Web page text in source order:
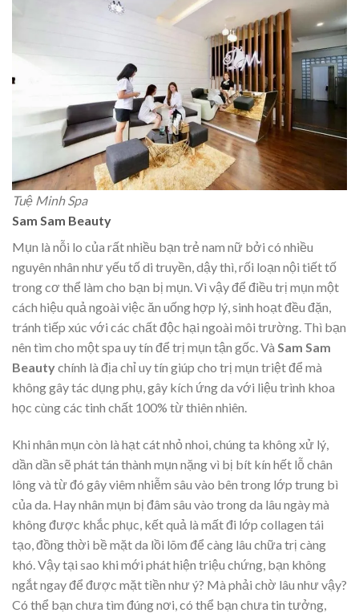
Tuệ Minh Spa
Sam Sam Beauty
Mụn là nỗi lo của rất nhiều bạn trẻ nam nữ bởi có nhiều
nguyên nhân như yếu tố di truyền, dậy thì, rối loạn nội tiết tố
trong cơ thể làm cho bạn bị mụn. Vì vậy để điều trị mụn một
cách hiệu quả ngoài việc ăn uống hợp lý, sinh hoạt đều đặn,
tránh tiếp xúc với các chất độc hại ngoài môi trường. Thì bạn
nên tìm cho một spa uy tín để trị mụn tận gốc. Và Sam Sam
Beautychính là địa chỉ uy tín giúp cho trị mụn triệt để mà
không gây tác dụng phụ, gây kích ứng da với liệu trình khoa
học cùng các tinh chất 100% từ thiên nhiên.
Khi nhân mụn còn là hạt cát nhỏ nhoi, chúng ta không xử lý,
dần dần sẽ phát tán thành mụn nặng vì bị bít kín hết lỗ chân
lông và từ đó gây viêm nhiễm sâu vào bên trong lớp trung bì
của da. Hay nhân mụn bị đâm sâu vào trong da lâu ngày mà
không được khắc phục, kết quả là mất đi lớp collagen tái
tạo, đồng thời bề mặt da lồi lõm để càng lâu chữa trị càng
khó. Vậy tại sao khi mới phát hiện triệu chứng, bạn không
ngắt ngay để được mặt tiền như ý? Mà phải chờ lâu như vậy?
Có thể bạn chưa tìm đúng nơi, có thể bạn chưa tin tưởng,